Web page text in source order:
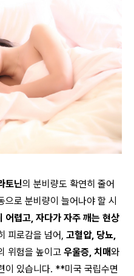
토닌의 분비량도 확연히 줄어
로 분비량이 늘어나야 할 시
어렵고, 자다가 자주 깨는 현상
피로감을 넘어, 고혈압, 당뇨,
위험을 높이고 우울증, 치매와
이 있습니다. **미국 국립수면